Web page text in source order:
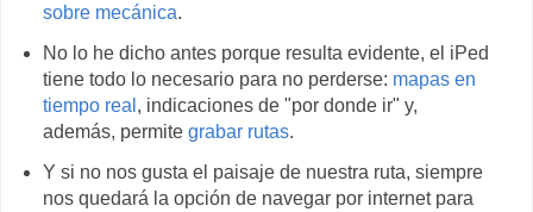
sobre mecánica.
No lo he dicho antes porque resulta evidente, el iPed
tiene todo lo necesario para no perderse: mapas en
tiempo real , indicaciones de "por donde ir" y,
además, permite grabar rutas.
Y si no nos gusta el paisaje de nuestra ruta, siempre
nos quedará la opción de navegar por internet para